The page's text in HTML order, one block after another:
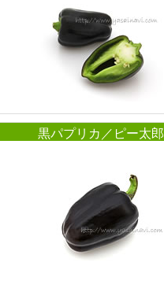
黒パプリカ／ピー太郎